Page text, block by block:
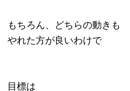
もちろん、どちらの動きも
やれた方が良いわけで
目標は